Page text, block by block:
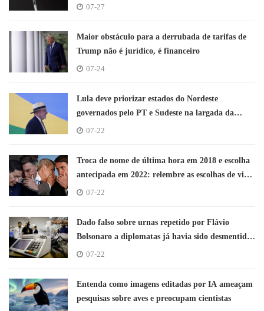
07-27
Maior obstáculo para a derrubada de tarifas de
Trump não é jurídico, é financeiro
07-24
Lula deve priorizar estados do Nordeste
governados pelo PT e Sudeste na largada da
campanha
07-22
Troca de nome de última hora em 2018 e escolha
antecipada em 2022: relembre as escolhas de vice
de Bolsonaro
07-22
Dado falso sobre urnas repetido por Flávio
Bolsonaro a diplomatas já havia sido desmentido
pelo TSE em 2017
07-22
Entenda como imagens editadas por IA ameaçam
pesquisas sobre aves e preocupam cientistas